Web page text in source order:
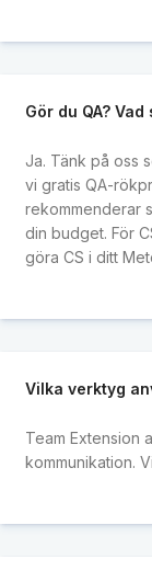
Gör du QA? Vad
Ja. Tänk på oss
vi gratis QA-
rekommenderar
din budget. För
göra CS i ditt
Vilka verktyg
Team Extension
kommunikation.